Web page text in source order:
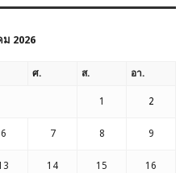
2026
ศ. ส. อา.
1 2
6 7 8 9
14 15 16